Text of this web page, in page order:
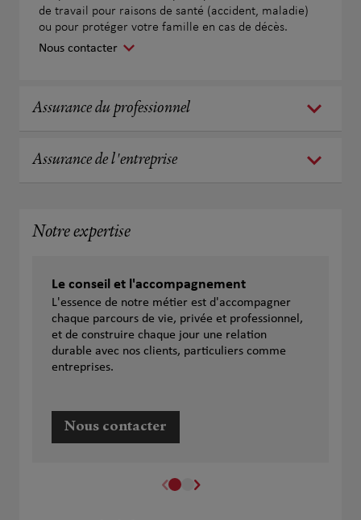
de travail pour raisons de santé (accident, maladie)
ou pour protéger votre famille en cas de décès.
Nous contacter
Assurance du professionnel
Assurance de l'entreprise
Notre expertise
Le conseil et l'accompagnement
L'essence de notre métier est d'accompagner
chaque parcours de vie, privée et professionnel,
et de construire chaque jour une relation
durable avec nos clients, particuliers comme
entreprises.
Nous contacter